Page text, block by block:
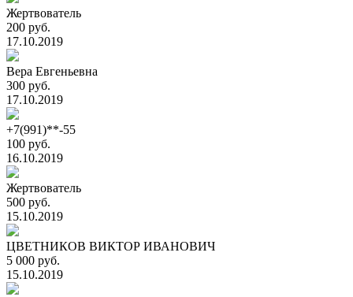
Жертвователь
200 руб.
17.10.2019
Вера Евгеньевна
300 руб.
17.10.2019
+7(991)**-55
100 руб.
16.10.2019
Жертвователь
500 руб.
15.10.2019
ЦВЕТНИКОВ ВИКТОР ИВАНОВИЧ
5 000 руб.
15.10.2019